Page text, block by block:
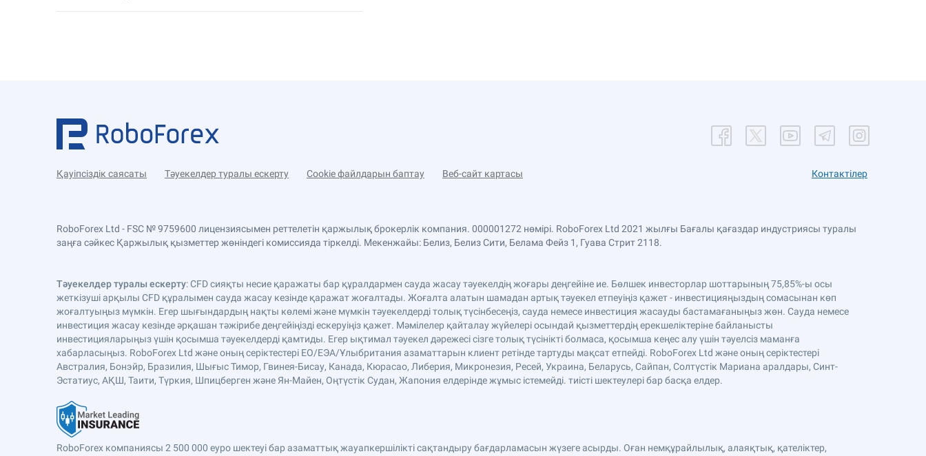
Қауіпсіздік саясаты Тәуекелдер туралы ескерту Cookie файлдарын баптау Веб-сайт картасы Контактілер
RoboForex Ltd - FSC № 9759600 лицензиясымен реттелетін қаржылық брокерлік компания. 000001272 нөмірі. RoboForex Ltd 2021 жылғы Бағалы қағаздар индустриясы туралы
заңға сәйкес Қаржылық қызметтер жөніндегі комиссияда тіркелді. Мекенжайы: Белиз, Белиз Сити, Белама Фейз 1, Гуава Стрит 2118.
Тәуекелдер туралы ескерту: CFD сияқты несие қаражаты бар құралдармен сауда жасау тәуекелдің жоғары деңгейіне ие. Бөлшек инвесторлар шоттарының 75,85%-ы осы
жеткізуші арқылы CFD құралымен сауда жасау кезінде қаражат жоғалтады. Жоғалта алатын шамадан артық тәуекел етпеуіңіз қажет - инвестицияңыздың сомасынан көп
жоғалтуыңыз мүмкін. Егер шығындардың нақты көлемі және мүмкін тәуекелдерді толық түсінбесеңіз, сауда немесе инвестиция жасауды бастамағаныңыз жөн. Сауда немесе
инвестиция жасау кезінде әрқашан тәжірибе деңгейіңізді ескеруіңіз қажет. Мәмілелер қайталау жүйелері осындай қызметтердің ерекшеліктеріне байланысты
инвестицияларыңыз үшін қосымша тәуекелдерді қамтиды. Егер ықтимал тәуекел дәрежесі сізге толық түсінікті болмаса, қосымша кеңес алу үшін тәуелсіз маманға
хабарласыңыз. RoboForex Ltd және оның серіктестері ЕО/ЕЭА/Ұлыбритания азаматтарын клиент ретінде тартуды мақсат етпейді. RoboForex Ltd және оның серіктестері
Австралия, Бонэйр, Бразилия, Шығыс Тимор, Гвинея-Бисау, Канада, Кюрасао, Либерия, Микронезия, Ресей, Украина, Беларусь, Сайпан, Солтүстік Мариана аралдары, Синт-
Эстатиус, АҚШ, Таити, Түркия, Шпицберген және Ян-Майен, Оңтүстік Судан, Жапония елдерінде жұмыс істемейді. тиісті шектеулері бар басқа елдер.
RoboForex компаниясы 2 500 000 еуро шектеуі бар азаматтық жауапкершілікті сақтандыру бағдарламасын жүзеге асырды. Оған немқұрайлылық, алаяқтық, қателіктер,